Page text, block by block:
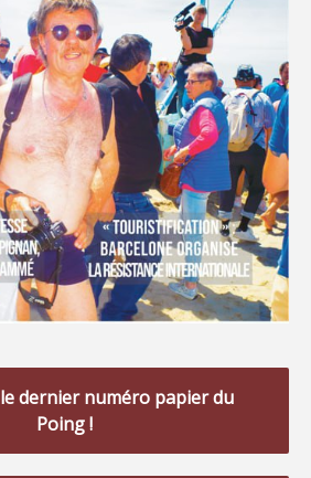
dernier numéro papier du
Poing !